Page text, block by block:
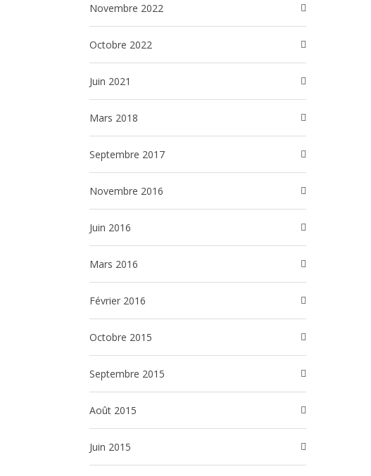
novembre 2022
octobre 2022
juin 2021
mars 2018
septembre 2017
novembre 2016
juin 2016
mars 2016
février 2016
octobre 2015
septembre 2015
août 2015
juin 2015